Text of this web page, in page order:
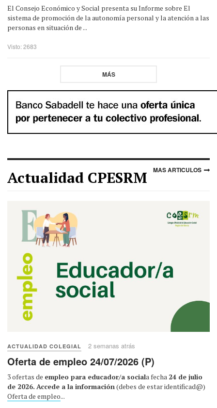
El Consejo Económico y Social presenta su Informe sobre El
sistema de promoción de la autonomía personal y la atención a las
personas en situación de ...
Visto: 2683
MÁS
Actualidad CPESRM MAS ARTICULOS
ACTUALIDAD COLEGIAL 2 semanas atrás
Oferta de empleo 24/07/2026 (P)
3 ofertas de empleo para educador/a sociala fecha 24 de julio
de 2026. Accede a la información(debes de estar identificad@)
Oferta de empleo...